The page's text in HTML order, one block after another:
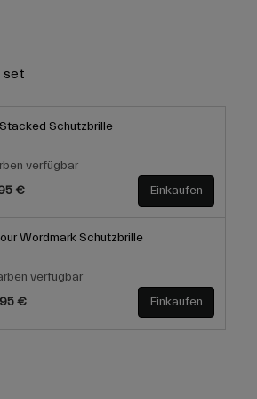
set
Schutzbrille
verfügbar
€
Einkaufen
Wordmark Schutzbrille
verfügbar
€
Einkaufen